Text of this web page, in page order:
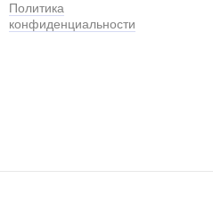
Политика
конфиденциальности